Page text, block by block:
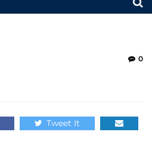
0
Tweet It